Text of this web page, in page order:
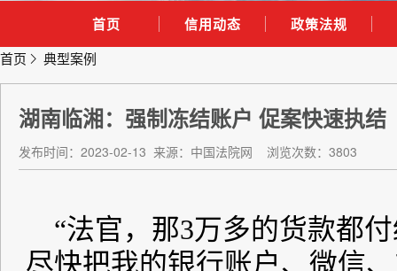
首页 信用动态 政策法规
首页 典型案例
湖南临湘：强制冻结账户 促案快速执结
发布时间：2023-02-13 来源：中国法院网 浏览次数：3803